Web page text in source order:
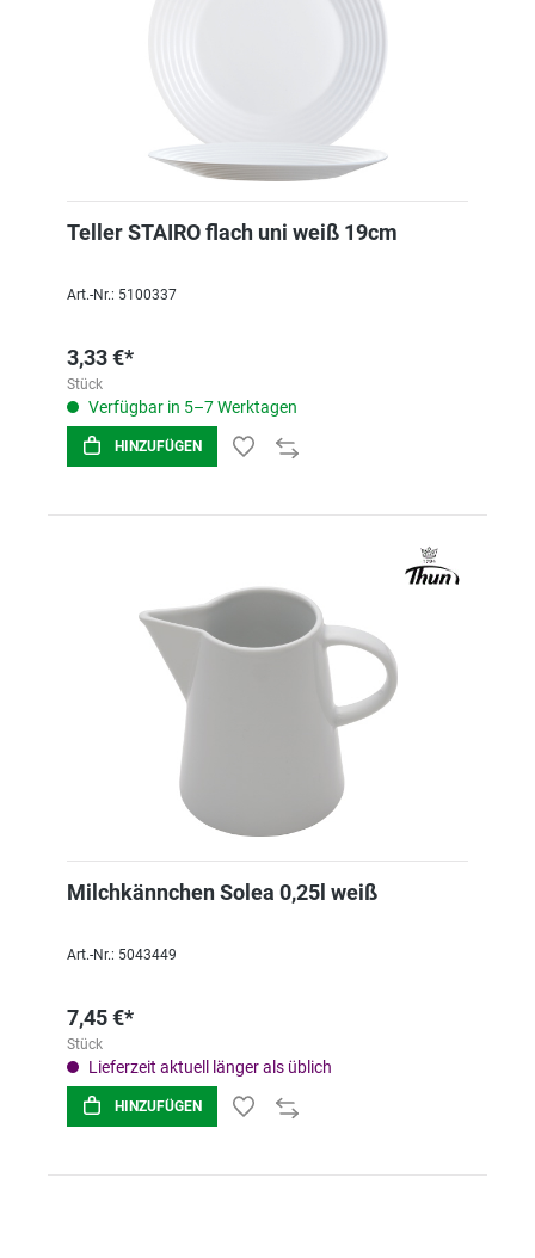
Teller STAIRO flach uni weiß 19cm
Art.-Nr.: 5100337
3,33 €*
Stück
Verfügbar in 5–7 Werktagen
HINZUFÜGEN
Milchkännchen Solea 0,25l weiß
Art.-Nr.: 5043449
7,45 €*
Stück
Lieferzeit aktuell länger als üblich
HINZUFÜGEN